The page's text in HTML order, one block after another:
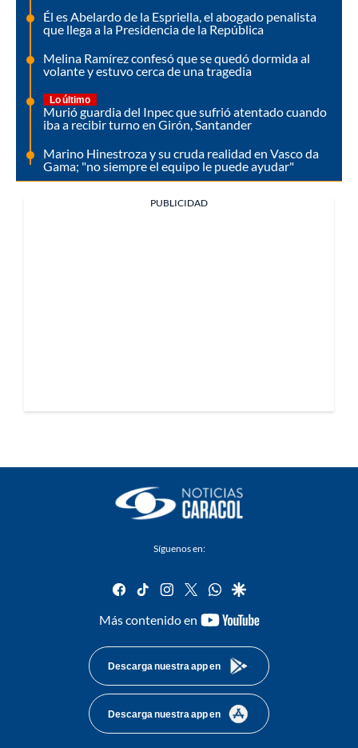
Él es Abelardo de la Espriella, el abogado penalista
que llega a la Presidencia de la República
Melina Ramírez confesó que se quedó dormida al
volante y estuvo cerca de una tragedia
Lo último
Murió guardia del Inpec que sufrió atentado cuando
iba a recibir turno en Girón, Santander
Marino Hinestroza y su cruda realidad en Vasco da
Gama; "no siempre el equipo le puede ayudar"
PUBLICIDAD
Síguenos en:
facebook
tiktok instagram
twitterwhatsapp
google
Más contenido en
youtube-
Descarga nuestra app en
Descarga nuestra app en